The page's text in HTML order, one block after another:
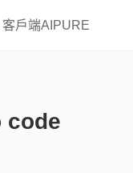
戶端AIPURE
code